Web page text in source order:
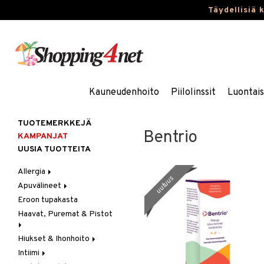
Täydellisiä
Kauneudenhoito Piilolinssit
Bentrio
uutuus
TUOTEMERKKEJÄ
KAMPANJAT
UUSIA TUOTTEITA
Allergia
Nenäsuihkeet
Silmätipat
Apuvälineet
Hygienia
Kävely & Seisominen
Saa kiinni & Ylety
Eroon tupakasta
Haavat, Puremat & Pistot
Ensiapu
Haavat
Hiukset & Ihonhoito
Erityistuotteet
Intiimi